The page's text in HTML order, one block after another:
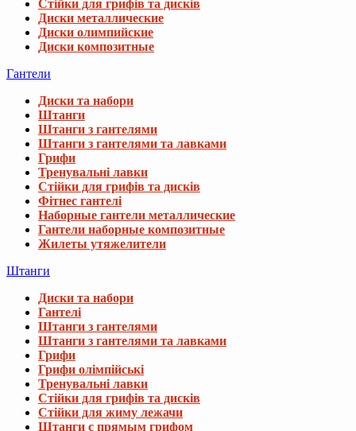
Стійки для грифів та дисків
Диски металлические
Диски олимпийские
Диски композитные
Гантели
Диски та набори
Штанги
Штанги з гантелями
Штанги з гантелями та лавками
Грифи
Тренувальні лавки
Стійки для грифів та дисків
Фітнес гантелі
Наборные гантели металлические
Гантели наборные композитные
Жилеты утяжелители
Штанги
Диски та набори
Гантелі
Штанги з гантелями
Штанги з гантелями та лавками
Грифи
Грифи олімпійські
Тренувальні лавки
Стійки для грифів та дисків
Стійки для жиму лежачи
Штанги с прямым грифом